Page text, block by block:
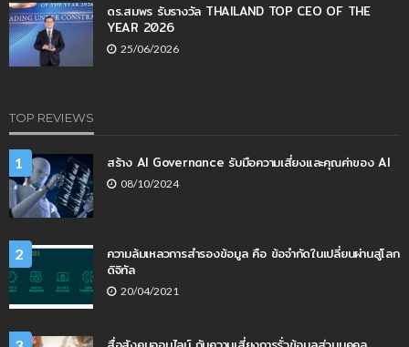
ดร.สมพร รับรางวัล THAILAND TOP CEO OF THE
YEAR 2026
25/06/2026
TOP REVIEWS
1 สร้าง AI Governance รับมือความเสี่ยงและคุณค่าของ AI
08/10/2024
2
ความล้มเหลวการสำรองข้อมูล คือ ข้อจำกัดในเปลี่ยนผ่านสู่โลก
ดิจิทัล
20/04/2021